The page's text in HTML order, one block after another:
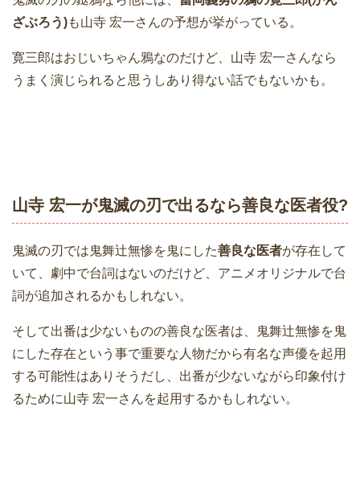
ざぶろう)も山寺 宏一さんの予想が挙がっている。
寛三郎はおじいちゃん鴉なのだけど、山寺 宏一さんなら
うまく演じられると思うしあり得ない話でもないかも。
山寺 宏一が鬼滅の刃で出るなら善良な医者役?
鬼滅の刃では鬼舞辻無惨を鬼にした善良な医者が存在して
いて、劇中で台詞はないのだけど、アニメオリジナルで台
詞が追加されるかもしれない。
そして出番は少ないものの善良な医者は、鬼舞辻無惨を鬼
にした存在という事で重要な人物だから有名な声優を起用
する可能性はありそうだし、出番が少ないながら印象付け
るために山寺 宏一さんを起用するかもしれない。